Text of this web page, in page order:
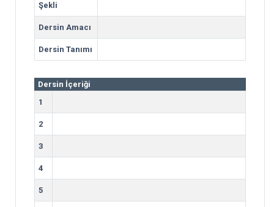
Şekli
Dersin Amacı
Dersin Tanımı
Dersin İçeriği
1
2
3
4
5